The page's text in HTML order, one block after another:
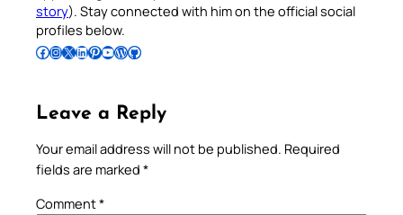
story). Stay connected with him on the official social
profiles below.
Follow Pradeep on Facebook Follow Pradeep on InstagramFollow Pradeep on X Follow Pradeep on LinkedIn Follow Pradeep on Pinterest Subscribe to Pradeep’s Youtube Channel Follow Pradeep on WordPress Follow Pradeep on GitHub
Leave a Reply
Your email address will not be published. Required
fields are marked *
Comment*